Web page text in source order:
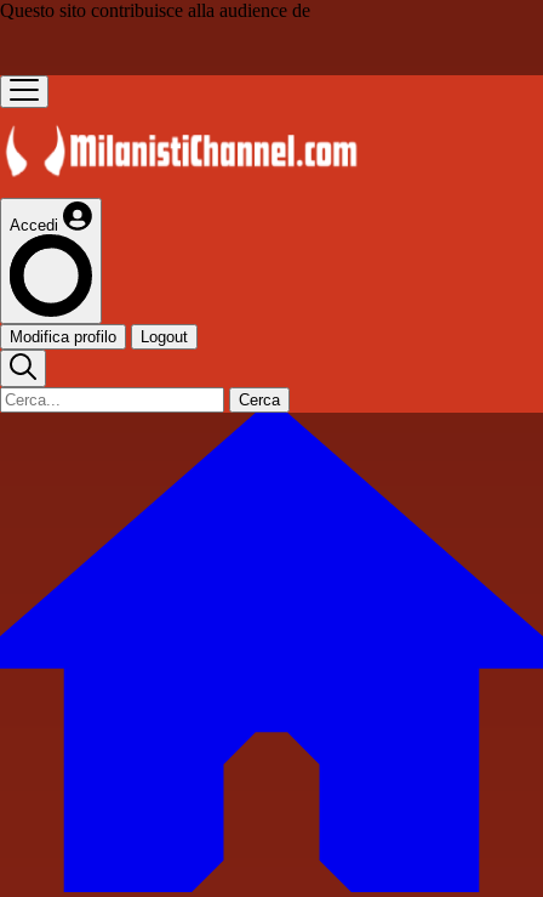
Questo sito contribuisce alla audience de
Accedi
Modifica profilo Logout
Cerca